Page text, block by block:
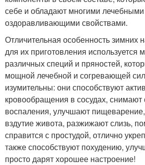
себе и обладают многими
оздоравливающими свойствами.
Отличительная особенность зимних
для их приготовления используется
различных специй и пряностей,
мощной лечебной и согревающей
изумительны: они способствуют
кровообращения в сосудах,
воспаления, улучшают
вздутие живота, разжижают слизь,
справится с простудой, отлично
также способствуют похудению,
просто дарят хорошее настроение!